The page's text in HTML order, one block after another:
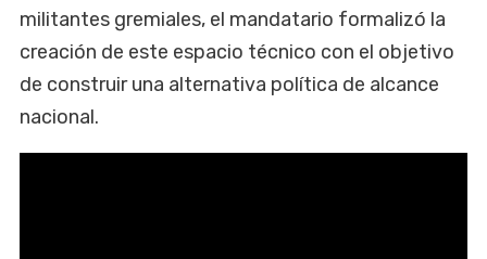
militantes gremiales, el mandatario formalizó la
creación de este espacio técnico con el objetivo
de construir una alternativa política de alcance
nacional.